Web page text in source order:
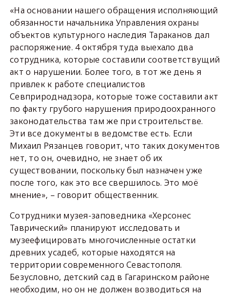
«На основании нашего обращения исполняющий
обязанности начальника Управления охраны
объектов культурного наследия Тараканов дал
распоряжение. 4 октября туда выехало два
сотрудника, которые составили соответствущий
акт о нарушении. Более того, в тот же день я
привлек к работе специалистов
Севприроднадзора, которые тоже составили акт
по факту грубого нарушения природоохранного
законодательства там же при строительстве.
Эти все документы в ведомстве есть. Если
Михаил Рязанцев говорит, что таких документов
нет, то он, очевидно, не знает об их
существовании, поскольку был назначен уже
после того, как это все свершилось. Это моё
мнение», – говорит общественник.
Сотрудники музея-заповедника «Херсонес
Таврический» планируют исследовать и
музеефицировать многочисленные остатки
древних усадеб, которые находятся на
территории современного Севастополя.
Безусловно, детский сад в Гагаринском районе
необходим, но он не должен возводиться на